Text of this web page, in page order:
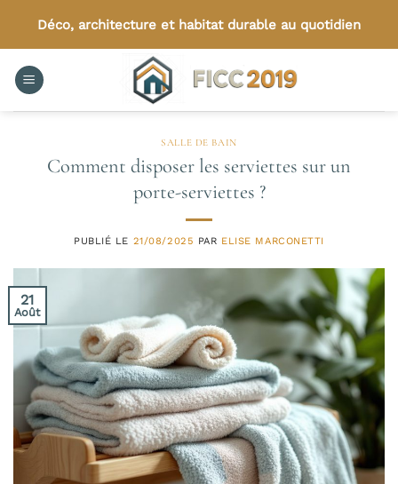
contenu
Déco, architecture et habitat durable au quotidien
SALLE DE BAIN
Comment disposer les serviettes sur un
porte-serviettes ?
PUBLIÉ LE 21/08/2025 PAR ELISE MARCONETTI
21
Août